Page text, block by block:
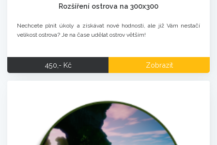
Rozšíření ostrova na 300x300
Nechcete plnit úkoly a získávat nové hodnosti, ale již Vám nestačí
velikost ostrova? Je na čase udělat ostrov větším!
450,- Kč Zobrazit